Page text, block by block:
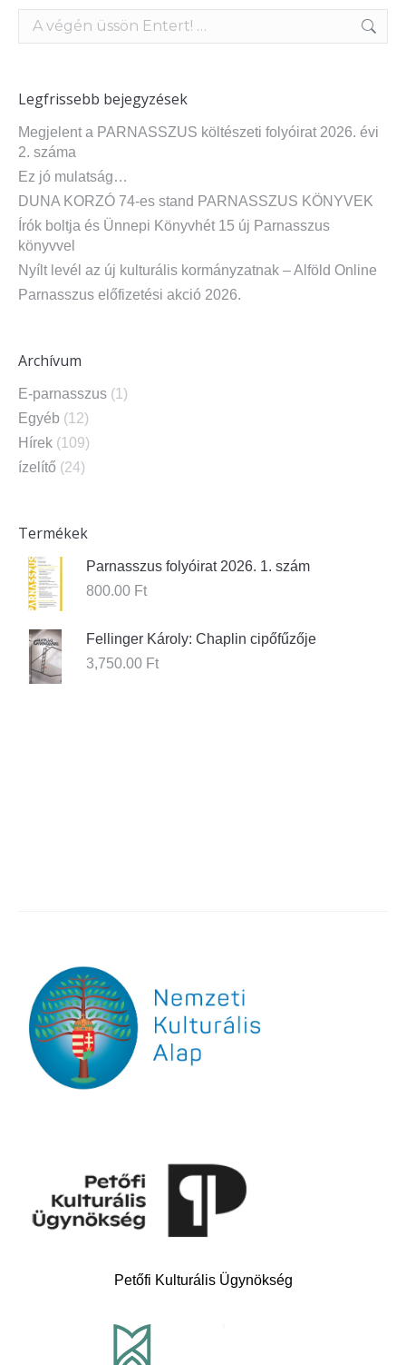
Search:
Legfrissebb bejegyzések
Megjelent a PARNASSZUS költészeti folyóirat 2026. évi
2. száma
Ez jó mulatság…
DUNA KORZÓ 74-es stand PARNASSZUS KÖNYVEK
Írók boltja és Ünnepi Könyvhét 15 új Parnasszus
könyvvel
Nyílt levél az új kulturális kormányzatnak – Alföld Online
Parnasszus előfizetési akció 2026.
Archívum
E-parnasszus (1)
Egyéb (12)
Hírek (109)
ízelítő (24)
Termékek
Parnasszus folyóirat 2026. 1. szám
800.00 Ft
Fellinger Károly: Chaplin cipőfűzője
3,750.00 Ft
Petőfi Kulturális Ügynökség